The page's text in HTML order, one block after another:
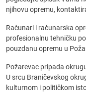
njihovu opremu,
Računari i računarska
profesionalnu tehničku
pouzdanu opremu u
Požarevac pripada
U srcu Braničevskog
kulturnom i političkom